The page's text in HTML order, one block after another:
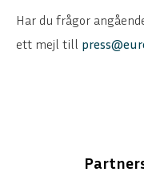
Har du frågor
ett mejl till